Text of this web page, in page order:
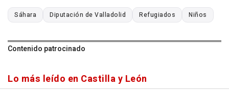
Sáhara Diputación de Valladolid Refugiados Niños
Contenido patrocinado
Lo más leído en Castilla y León